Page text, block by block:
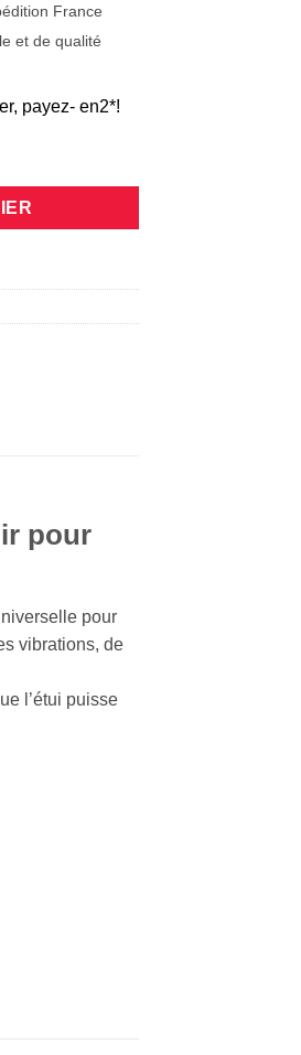
France
et de qualité
payez- en2*!
silicone/cuir noir pour
pour
pour
vibrations, de
l’étui puisse